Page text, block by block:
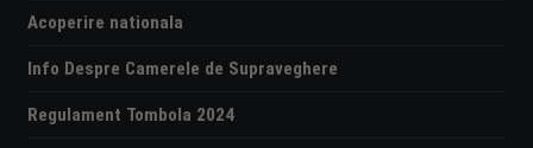
Acoperire nationala
Info Despre Camerele de Supraveghere
Regulament Tombola 2024